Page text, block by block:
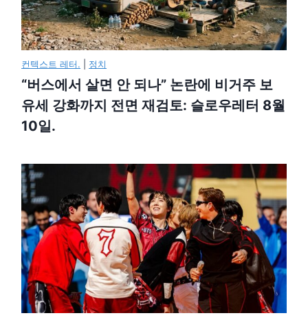
컨텍스트 레터. 정치
“버스에서 살면 안 되나” 논란에 비거주 보
유세 강화까지 전면 재검토: 슬로우레터 8월
10일.